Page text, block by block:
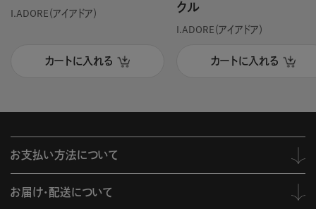
I.ADORE（アイアドア）
カートに入れる
クル
I.ADORE（アイアドア）
カートに入れる
お支払い方法について
お届け・配送について